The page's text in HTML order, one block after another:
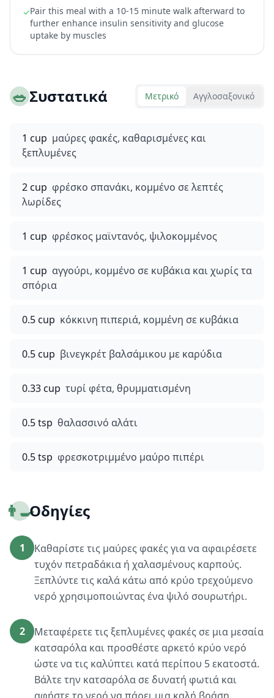
✓Pair this meal with a 10-15 minute walk afterward to
further enhance insulin sensitivity and glucose
uptake by muscles
🥗Συστατικά Μετρικό Αγγλοσαξονικό
1 cup μαύρες φακές, καθαρισμένες και
ξεπλυμένες
2 cup φρέσκο σπανάκι, κομμένο σε λεπτές
λωρίδες
1 cup φρέσκος μαϊντανός, ψιλοκομμένος
1 cup αγγούρι, κομμένο σε κυβάκια και χωρίς τα
σπόρια
0.5 cup κόκκινη πιπεριά, κομμένη σε κυβάκια
0.5 cup βινεγκρέτ βαλσάμικου με καρύδια
0.33 cup τυρί φέτα, θρυμματισμένη
0.5 tsp θαλασσινό αλάτι
0.5 tsp φρεσκοτριμμένο μαύρο πιπέρι
👨‍🍳Οδηγίες
1
Καθαρίστε τις μαύρες φακές για να αφαιρέσετε
τυχόν πετραδάκια ή χαλασμένους καρπούς.
Ξεπλύντε τις καλά κάτω από κρύο τρεχούμενο
νερό χρησιμοποιώντας ένα ψιλό σουρωτήρι.
2
Μεταφέρετε τις ξεπλυμένες φακές σε μια μεσαία
κατσαρόλα και προσθέστε αρκετό κρύο νερό
ώστε να τις καλύπτει κατά περίπου 5 εκατοστά.
Βάλτε την κατσαρόλα σε δυνατή φωτιά και